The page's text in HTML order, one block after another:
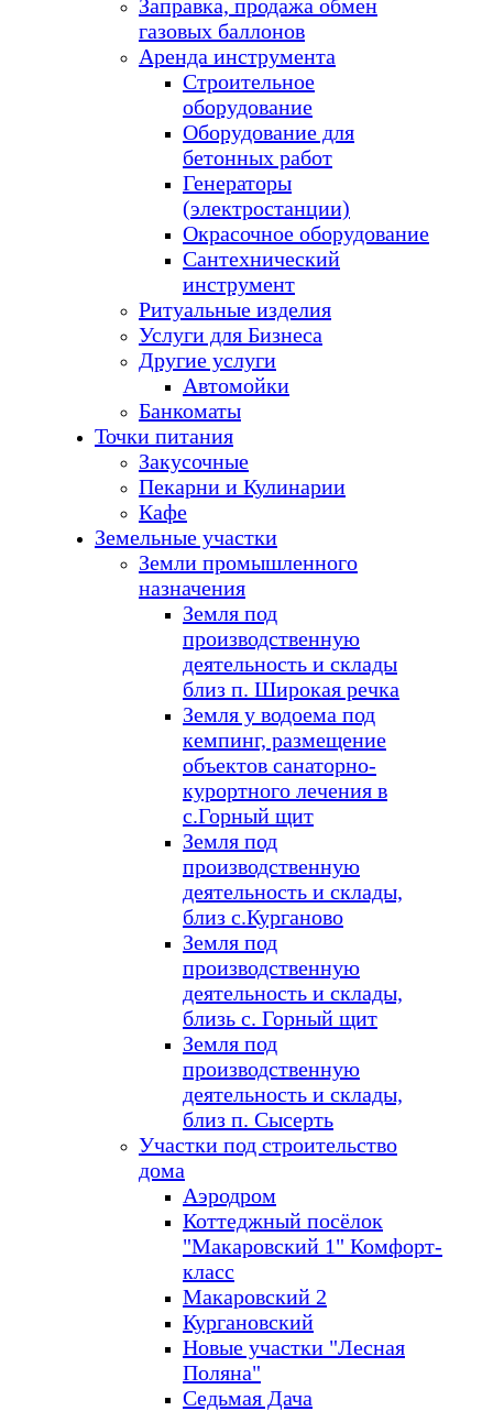
Заправка, продажа обмен
газовых баллонов
Аренда инструмента
Строительное
оборудование
Оборудование для
бетонных работ
Генераторы
(электростанции)
Окрасочное оборудование
Сантехнический
инструмент
Ритуальные изделия
Услуги для Бизнеса
Другие услуги
Автомойки
Банкоматы
Точки питания
Закусочные
Пекарни и Кулинарии
Кафе
Земельные участки
Земли промышленного
назначения
Земля под
производственную
деятельность и склады
близ п. Широкая речка
Земля у водоема под
кемпинг, размещение
объектов санаторно-
курортного лечения в
с.Горный щит
Земля под
производственную
деятельность и склады,
близ с.Курганово
Земля под
производственную
деятельность и склады,
близь с. Горный щит
Земля под
производственную
деятельность и склады,
близ п. Сысерть
Участки под строительство
дома
Аэродром
Коттеджный посёлок
"Макаровский 1" Комфорт-
класс
Макаровский 2
Кургановский
Новые участки "Лесная
Поляна"
Седьмая Дача